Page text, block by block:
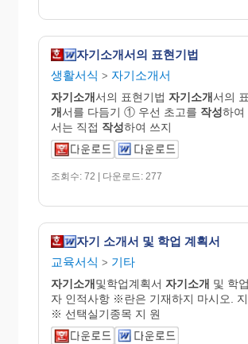
자기소개서의 표현기법
생활서식 > 자기소개서
자기소개서의 표현기법 자기소개서의
개서를 다듬기 ① 우선 초고를 작성하여
서는 직접 작성하여 쓰지
조회수: 72 | 다운로드: 277
자기 소개서 및 학업 계획서
교육서식 > 기타
자기소개및학업계획서 자기소개 및 학
자 인적사항 ※란은 기재하지 마시오.
※ 선택실기종목 지 원